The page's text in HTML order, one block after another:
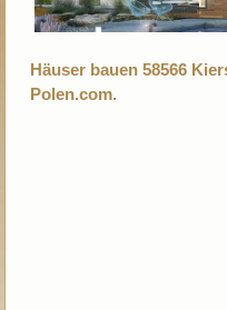
Häuser bauen 58566
Polen.com.